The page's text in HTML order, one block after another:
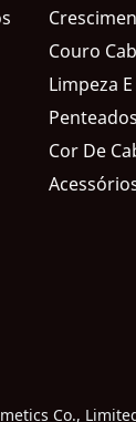
Couro
Limpeza
Penteados
Cor De
Co.,